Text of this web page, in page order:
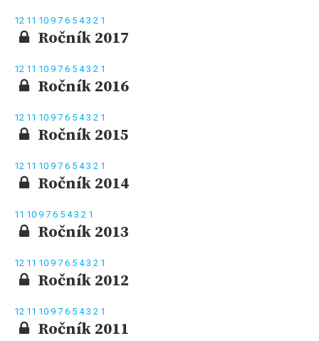
12 11 10 9 7 6 5 43 2 1
Ročník 2017
12 11 10 9 7 6 5 43 2 1
Ročník 2016
12 11 10 9 7 6 5 43 2 1
Ročník 2015
12 11 10 9 7 6 5 43 2 1
Ročník 2014
11 10 9 7 6 5 43 2 1
Ročník 2013
12 11 10 9 7 6 5 43 2 1
Ročník 2012
12 11 10 9 7 6 5 43 2 1
Ročník 2011